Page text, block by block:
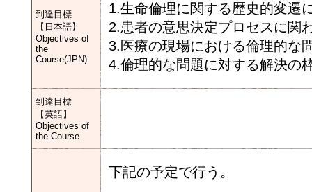
到達目標
【日本語】
Objectives of
the
Course(JPN)
1.生命倫理に関する歴史的変遷
2.患者の意思決定プロセスに関
3.医療の現場における倫理的な
4.倫理的な問題に対する解決の
到達目標
【英語】
Objectives of
the Course
下記の予定で行う。